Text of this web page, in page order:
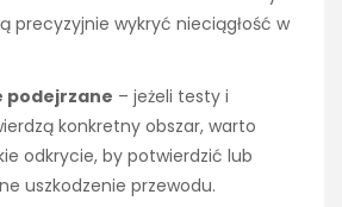
precyzyjnie wykryć nieciągłość w
podejrzane – jeżeli testy i
konkretny obszar, warto
odkrycie, by potwierdzić lub
uszkodzenie przewodu.